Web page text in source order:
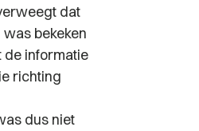
dat
bekeken
de informatie
richting
dus niet